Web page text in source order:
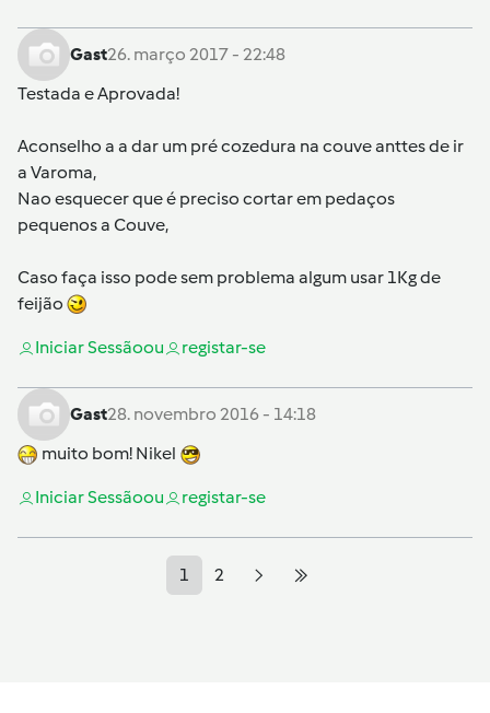
Gast26. março 2017 - 22:48
Testada e Aprovada!
Aconselho a a dar um pré cozedura na couve anttes de ir
a Varoma,
Nao esquecer que é preciso cortar em pedaços
pequenos a Couve,
Caso faça isso pode sem problema algum usar 1Kg de
feijão
Iniciar Sessãoou registar-se
Gast28. novembro 2016 - 14:18
muito bom! Nikel
Iniciar Sessãoou registar-se
1 2